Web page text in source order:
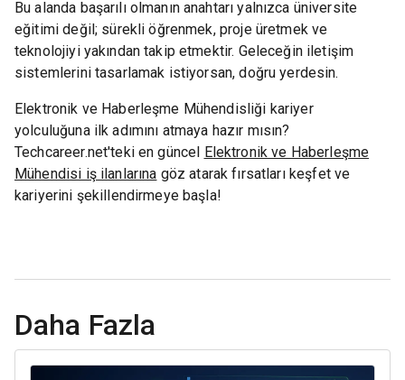
Bu alanda başarılı olmanın anahtarı yalnızca üniversite
eğitimi değil; sürekli öğrenmek, proje üretmek ve
teknolojiyi yakından takip etmektir. Geleceğin iletişim
sistemlerini tasarlamak istiyorsan, doğru yerdesin.
Elektronik ve Haberleşme Mühendisliği kariyer
yolculuğuna ilk adımını atmaya hazır mısın?
Techcareer.net'teki en güncel Elektronik ve Haberleşme
Mühendisi iş ilanlarına göz atarak fırsatları keşfet ve
kariyerini şekillendirmeye başla!
Daha Fazla